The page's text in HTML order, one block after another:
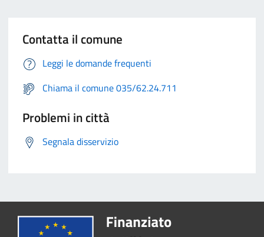
Contatta il comune
Leggi le domande frequenti
Chiama il comune 035/62.24.711
Problemi in città
Segnala disservizio